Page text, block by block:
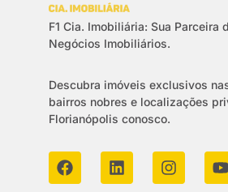
F1 Cia. Imobiliária: Sua Parceira
Negócios Imobiliários.
Descubra imóveis exclusivos
bairros nobres e localizações
Florianópolis conosco.